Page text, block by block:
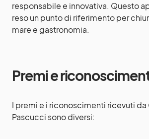
responsabile e innovativa. Questo
reso un punto di riferimento per
mare e gastronomia.
Premi e
I premi e i riconoscimenti ricevuti da
Pascucci sono diversi: